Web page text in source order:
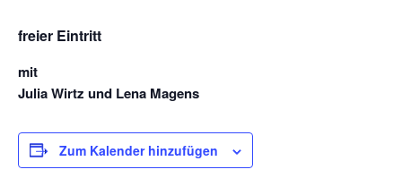
freier Eintritt
mit
Julia Wirtz und Lena Magens
Zum Kalender hinzufügen